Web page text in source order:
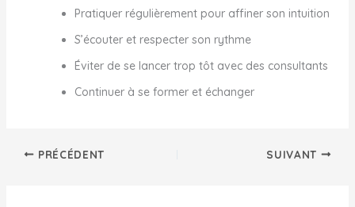
Pratiquer régulièrement pour affiner son intuition
S’écouter et respecter son rythme
Éviter de se lancer trop tôt avec des consultants
Continuer à se former et échanger
PRÉCÉDENT SUIVANT